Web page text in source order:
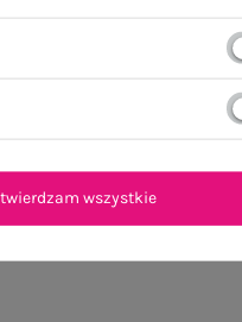
wszystkie